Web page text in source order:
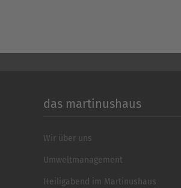
das martinushaus
Wir über uns
Umweltmanagement
Heiligabend im Martinushaus